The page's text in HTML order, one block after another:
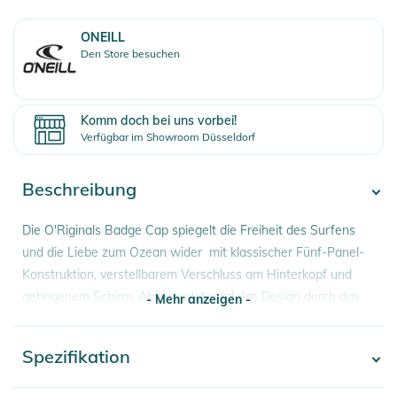
ONEILL
Den Store besuchen
Komm doch bei uns vorbei!
Verfügbar im Showroom Düsseldorf
Beschreibung
Die O'Riginals Badge Cap spiegelt die Freiheit des Surfens
und die Liebe zum Ozean wider  mit klassischer Fünf-Panel-
Konstruktion, verstellbarem Verschluss am Hinterkopf und
gebogenem Schirm. Abgerundet wird das Design durch das
Eigenschaften:
- Adjuster at Back
- Mehr anzeigen -
Spezifikation